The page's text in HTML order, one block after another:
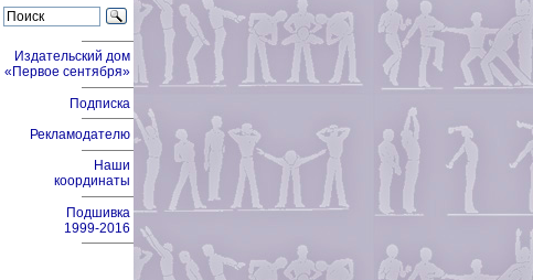
Издательский дом
«Первое сентября»
Подписка
Рекламодателю
Наши
координаты
Подшивка
1999-2016